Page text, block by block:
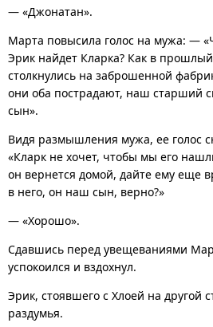
— «Джонатан».
Марта повысила голос на мужа: —
Эрик найдет Кларка? Как в
столкнулись на заброшенной
они оба пострадают, наш старший
сын».
Видя размышления мужа, ее голос
«Кларк не хочет, чтобы мы его
он вернется домой, дайте ему еще
в него, он наш сын, верно?»
— «Хорошо».
Сдавшись перед увещеваниями
успокоился и вздохнул.
Эрик, стоявшего с Хлоей на другой
раздумья.